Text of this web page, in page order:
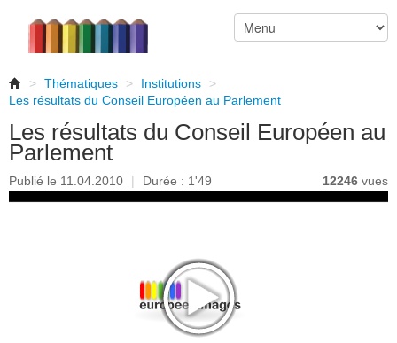
> Thématiques > Institutions
>
Les résultats du Conseil Européen au Parlement
Les résultats du Conseil Européen au
Parlement
Publié le 11.04.2010 | Durée : 1'49 12246 vues